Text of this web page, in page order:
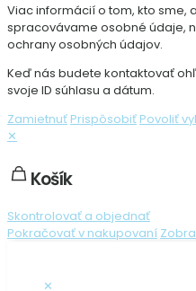
Viac informácií o tom, kto sme,
spracovávame osobné údaje,
ochrany osobných údajov.
Keď nás budete kontaktovať
svoje ID súhlasu a dátum.
Zamietnuť Prispôsobiť Povoliť
✕
Košík
Skontrolovať a objednať
Pokračovať v nakupovaní
✕